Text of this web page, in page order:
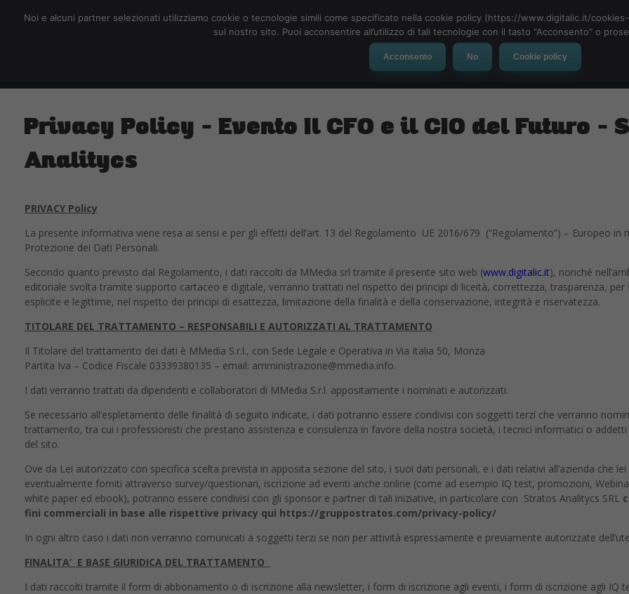
Social Network App Automotive Tech-News
Privacy Policy – Evento Il CFO e il CIO del Futuro –
Analitycs
PRIVACY Policy
La presente informativa viene resa ai sensi e per gli effetti dell’art. 13 del Regolamento UE 2016/679 (“Regolamento”) – Europeo in
Protezione dei Dati Personali.
Secondo quanto previsto dal Regolamento, i dati raccolti da MMedia srl tramite il presente sito web (www.digitalic.it), nonché
editoriale svolta tramite supporto cartaceo e digitale, verranno trattati nel rispetto dei principi di liceità, correttezza, trasparenza,
esplicite e legittime, nel rispetto dei principi di esattezza, limitazione della finalità e della conservazione, integrità e riservatezza.
TITOLARE DEL TRATTAMENTO – RESPONSABILI E AUTORIZZATI AL TRATTAMENTO
Il Titolare del trattamento dei dati è MMedia S.r.l., con Sede Legale e Operativa in Via Italia 50, Monza
Partita Iva – Codice Fiscale 03339380135 – email: amministrazione@mmedia.info.
I dati verranno trattati da dipendenti e collaboratori di MMedia S.r.l. appositamente i nominati e autorizzati.
Se necessario all’espletamento delle finalità di seguito indicate, i dati potranno essere condivisi con soggetti terzi che verranno
trattamento, tra cui i professionisti che prestano assistenza e consulenza in favore della nostra società, i tecnici informatici o
del sito.
Ove da Lei autorizzato con specifica scelta prevista in apposita sezione del sito, i suoi dati personali, e i dati relativi all’azienda che
eventualmente forniti attraverso survey/questionari, iscrizione ad eventi anche online (come ad esempio IQ test, promozioni,
white paper ed ebook), potranno essere condivisi con gli sponsor e partner di tali iniziative, in particolare con Stratos Analitycs SRL
fini commerciali in base alle rispettive privacy qui https://gruppostratos.com/privacy-policy/
In ogni altro caso i dati non verranno comunicati a soggetti terzi se non per attività espressamente e previamente autorizzate
FINALITA’ E BASE GIURIDICA DEL TRATTAMENTO
I dati raccolti tramite il form di abbonamento o di iscrizione alla newsletter, i form di iscrizione agli eventi, i form di iscrizione agli IQ
Noi e alcuni partner selezionati utilizziamo cookie o tecnologie simili come specificato nella cookie policy (https://www.digitalic.it/
sul nostro sito. Puoi acconsentire all’utilizzo di tali tecnologie con il tasto "Acconsento" o
Acconsento No Cookie policy